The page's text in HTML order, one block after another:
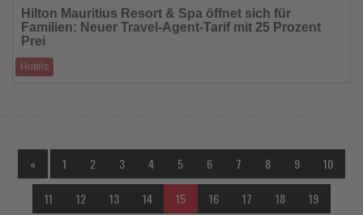
Sie
die
Nachrichten
Hilton Mauritius Resort & Spa öffnet sich für
Familien: Neuer Travel-Agent-Tarif mit 25 Prozent
Prei
Hotels
« 1 2 3 4 5 6 7 8 9 10
11 12 13 14 15 16 17 18 19